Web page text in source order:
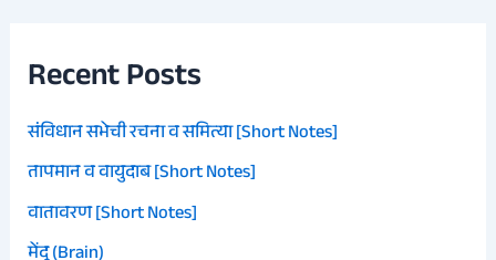
Recent Posts
संविधान सभेची रचना व समित्या [Short Notes]
तापमान व वायुदाब [Short Notes]
वातावरण [Short Notes]